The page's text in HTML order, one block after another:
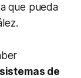
que pueda
de